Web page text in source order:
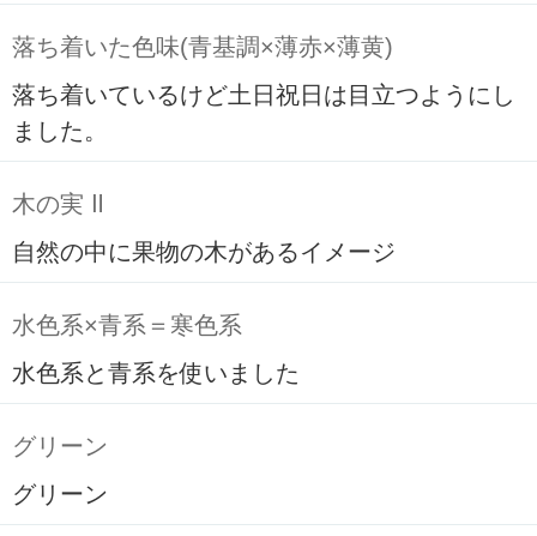
落ち着いた色味(青基調×薄赤×薄黄)
落ち着いているけど土日祝日は目立つようにし
ました。
木の実 Ⅱ
自然の中に果物の木があるイメージ
水色系×青系＝寒色系
水色系と青系を使いました
グリーン
グリーン